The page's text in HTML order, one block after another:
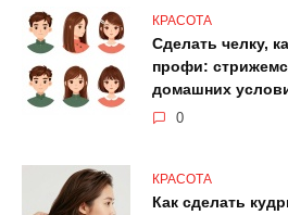
КРАСОТА
Сделать челку,
профи:
домашних
0
КРАСОТА
Как сделать